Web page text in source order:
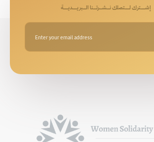
إشـــترك لـــتصلك نــشــرتــنا الــبريـــديـــة